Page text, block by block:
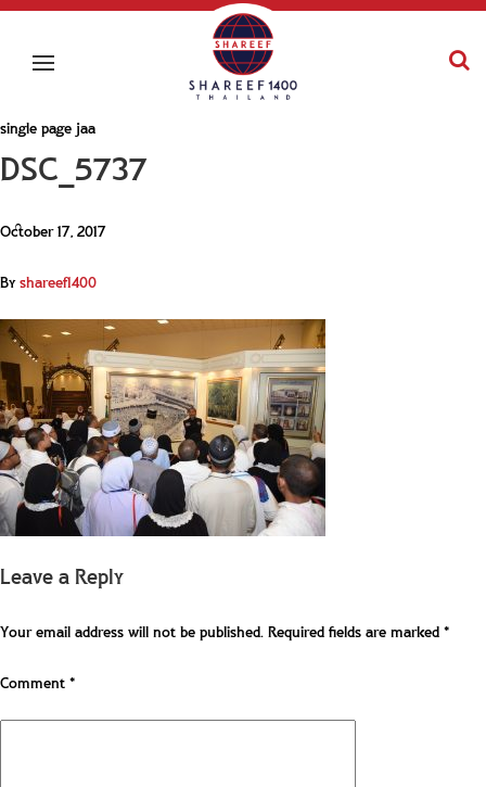
single page jaa
DSC_5737
October 17, 2017
Byshareef1400
Leave a Reply
Your email address will not be published.Required fields are marked*
Comment*